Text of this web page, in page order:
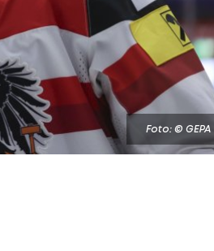
Foto: © GEPA